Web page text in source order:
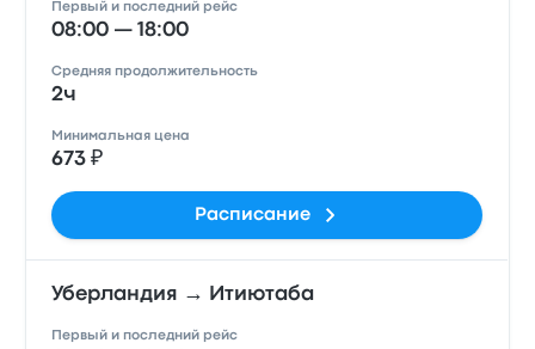
Первый и последний рейс
08:00 — 18:00
Средняя продолжительность
2ч
Минимальная цена
673 ₽
Расписание
Уберландия → Итиютаба
Первый и последний рейс